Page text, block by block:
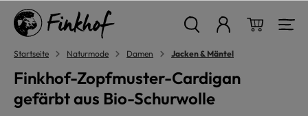
springen
Startseite Naturmode Damen Jacken & Mäntel
Finkhof-Zopfmuster-Cardigan
gefärbt aus Bio-Schurwolle